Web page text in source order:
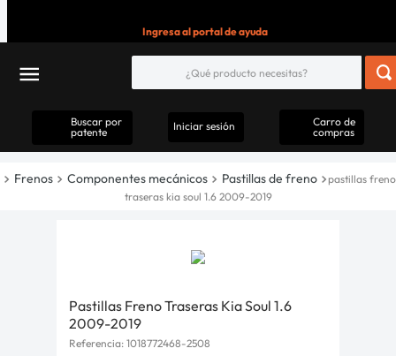
Ingresa al portal de ayuda
Buscar por
patente
Iniciar sesión
Carro de
compras
Frenos Componentes mecánicos Pastillas de freno
pastillas freno
traseras kia soul 1.6 2009-2019
Pastillas Freno Traseras Kia Soul 1.6
2009-2019
Referencia: 1018772468-2508